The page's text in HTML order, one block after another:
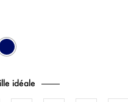
43
idéale